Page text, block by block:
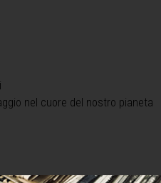
nel cuore del nostro pianeta